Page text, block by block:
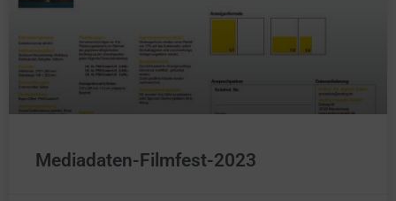
Mediadaten-Filmfest-2023